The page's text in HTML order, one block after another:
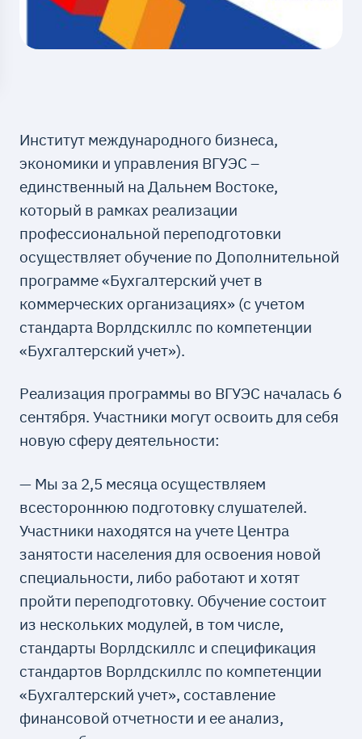
Институт международного бизнеса,
экономики и управления ВГУЭС –
единственный на Дальнем Востоке,
который в рамках реализации
профессиональной переподготовки
осуществляет обучение по Дополнительной
программе «Бухгалтерский учет в
коммерческих организациях» (с учетом
стандарта Ворлдскиллс по компетенции
«Бухгалтерский учет»).
Реализация программы во ВГУЭС началась 6
сентября. Участники могут освоить для себя
новую сферу деятельности:
— Мы за 2,5 месяца осуществляем
всестороннюю подготовку слушателей.
Участники находятся на учете Центра
занятости населения для освоения новой
специальности, либо работают и хотят
пройти переподготовку. Обучение состоит
из нескольких модулей, в том числе,
стандарты Ворлдскиллс и спецификация
стандартов Ворлдскиллс по компетенции
«Бухгалтерский учет», составление
финансовой отчетности и ее анализ,